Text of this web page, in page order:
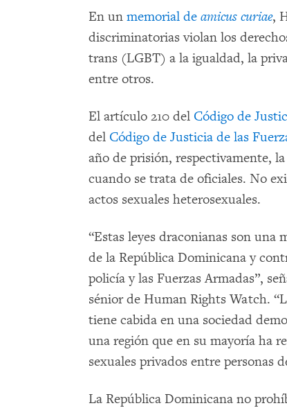
En un memorial de amicus curiae,
discriminatorias violan los
trans (LGBT) a la igualdad, la
entre otros.
El artículo 210 del Código de
del Código de Justicia de las
año de prisión, respectivamente,
cuando se trata de oficiales. No
actos sexuales heterosexuales.
“Estas leyes draconianas son una
de la República Dominicana y
policía y las Fuerzas Armadas”,
sénior de Human Rights Watch.
tiene cabida en una sociedad
una región que en su mayoría ha
sexuales privados entre personas
La República Dominicana no